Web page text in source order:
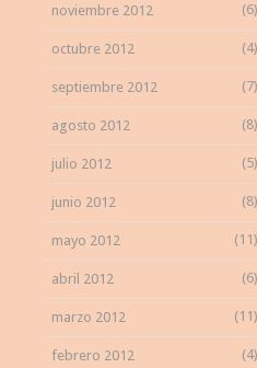
noviembre 2012 (6)
octubre 2012 (4)
septiembre 2012 (7)
agosto 2012 (8)
julio 2012 (5)
junio 2012 (8)
mayo 2012 (11)
abril 2012 (6)
marzo 2012 (11)
febrero 2012 (4)